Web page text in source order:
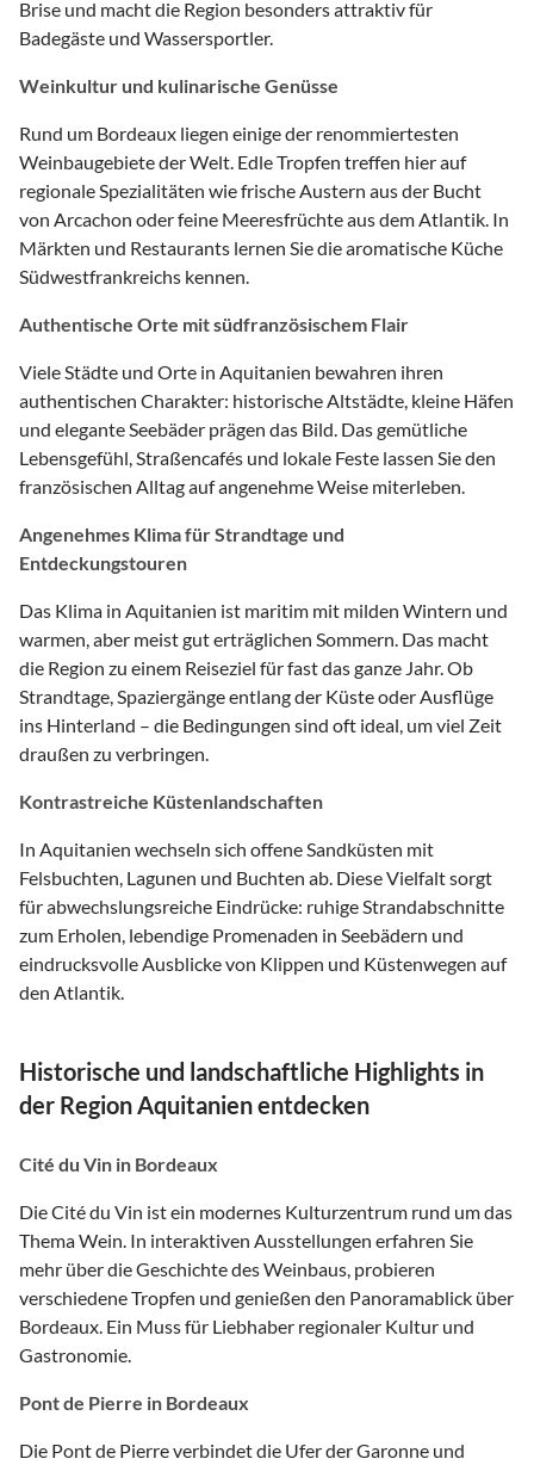
Brise und macht die Region besonders attraktiv für
Badegäste und Wassersportler.
Weinkultur und kulinarische Genüsse
Rund um Bordeaux liegen einige der renommiertesten
Weinbaugebiete der Welt. Edle Tropfen treffen hier auf
regionale Spezialitäten wie frische Austern aus der Bucht
von Arcachon oder feine Meeresfrüchte aus dem Atlantik. In
Märkten und Restaurants lernen Sie die aromatische Küche
Südwestfrankreichs kennen.
Authentische Orte mit südfranzösischem Flair
Viele Städte und Orte in Aquitanien bewahren ihren
authentischen Charakter: historische Altstädte, kleine Häfen
und elegante Seebäder prägen das Bild. Das gemütliche
Lebensgefühl, Straßencafés und lokale Feste lassen Sie den
französischen Alltag auf angenehme Weise miterleben.
Angenehmes Klima für Strandtage und
Entdeckungstouren
Das Klima in Aquitanien ist maritim mit milden Wintern und
warmen, aber meist gut erträglichen Sommern. Das macht
die Region zu einem Reiseziel für fast das ganze Jahr. Ob
Strandtage, Spaziergänge entlang der Küste oder Ausflüge
ins Hinterland – die Bedingungen sind oft ideal, um viel Zeit
draußen zu verbringen.
Kontrastreiche Küstenlandschaften
In Aquitanien wechseln sich offene Sandküsten mit
Felsbuchten, Lagunen und Buchten ab. Diese Vielfalt sorgt
für abwechslungsreiche Eindrücke: ruhige Strandabschnitte
zum Erholen, lebendige Promenaden in Seebädern und
eindrucksvolle Ausblicke von Klippen und Küstenwegen auf
den Atlantik.
Historische und landschaftliche Highlights in
der Region Aquitanien entdecken
Cité du Vin in Bordeaux
Die Cité du Vin ist ein modernes Kulturzentrum rund um das
Thema Wein. In interaktiven Ausstellungen erfahren Sie
mehr über die Geschichte des Weinbaus, probieren
verschiedene Tropfen und genießen den Panoramablick über
Bordeaux. Ein Muss für Liebhaber regionaler Kultur und
Gastronomie.
Pont de Pierre in Bordeaux
Die Pont de Pierre verbindet die Ufer der Garonne und